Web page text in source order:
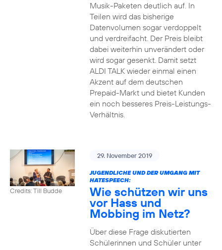
Musik-Paketen deutlich auf. In
Teilen wird das bisherige
Datenvolumen sogar verdoppelt
und verdreifacht. Der Preis bleibt
dabei weiterhin unverändert oder
wird sogar gesenkt. Damit setzt
ALDI TALK wieder einmal einen
Akzent auf dem deutschen
Prepaid-Markt und bietet Kunden
ein noch besseres Preis-Leistungs-
Verhältnis.
Credits: Till Budde
29. November 2019
JUGENDLICHE UND DER UMGANG MIT
HATESPEECH:
Wie schützen wir uns
vor Hass und
Mobbing im Netz?
Über diese Frage diskutierten
Schülerinnen und Schüler unter